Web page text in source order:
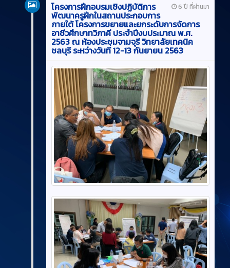
6 ปี ที่ผ่านมา
โครงการฝึกอบรมเชิงปฏิบัติการ
พัฒนาครูฝึกในสถานประกอบการ
ภายใต้ โครงการขยายและยกระดับการจัดการ
อาชีวศึกษาทวิภาคี ประจำปีงบประมาณ พ.ศ.
2563 ณ ห้องประชมจามจุรี วิทยาลัยเทคนิค
ชลบุรี ระหว่างวันที่ 12-13 กันยายน 2563